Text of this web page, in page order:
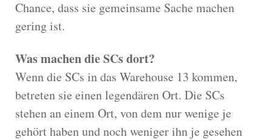
Chance, dass sie gemeinsame Sache machen
gering ist.
Was machen die SCs dort?
Wenn die SCs in das Warehouse 13 kommen,
betreten sie einen legendären Ort. Die SCs
stehen an einem Ort, von dem nur wenige je
gehört haben und noch weniger ihn je gesehen